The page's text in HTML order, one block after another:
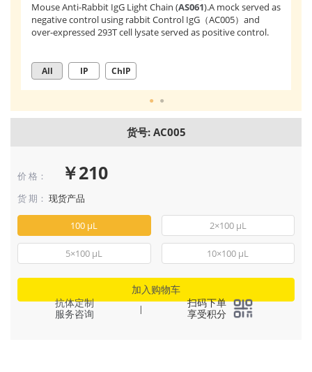
Mouse Anti-Rabbit IgG Light Chain (AS061).A mock served as
negative control using rabbit Control IgG（AC005）and
over-expressed 293T cell lysate served as positive control.
All IP ChIP
货号: AC005
价 格： ￥210
货 期： 现货产品
100 μL 2×100 μL
5×100 μL 10×100 μL
加入购物车
抗体定制
服务咨询
|
扫码下单
享受积分